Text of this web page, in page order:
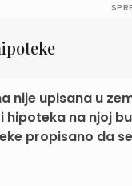
nije upisana u
hipoteka na njoj
propisano da